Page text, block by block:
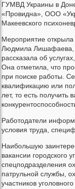
ГУМВД Украины в
«Провидна», ООО
Макеевского
Мероприятие открыла
Людмила Лишафаева,
рассказала об
Она отметила, что
при поиске работы.
квалификацию или
лет, то есть получить
Работодатели
условия труда,
Наибольшую
вакансии городского
спецподразделения
патрульной службы,
участников